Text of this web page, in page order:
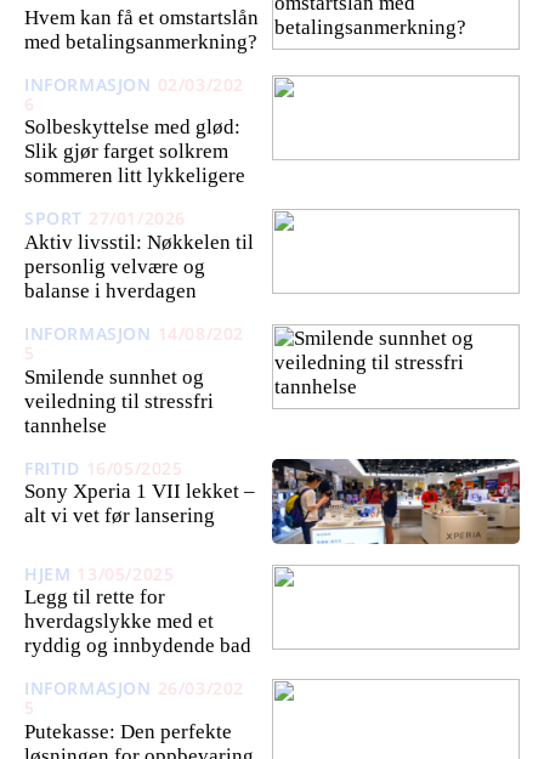
Hvem kan få et omstartslån
med betalingsanmerkning?
INFORMASJON 02/03/202
6
Solbeskyttelse med glød:
Slik gjør farget solkrem
sommeren litt lykkeligere
SPORT 27/01/2026
Aktiv livsstil: Nøkkelen til
personlig velvære og
balanse i hverdagen
INFORMASJON 14/08/202
5
Smilende sunnhet og
veiledning til stressfri
tannhelse
FRITID 16/05/2025
Sony Xperia 1 VII lekket –
alt vi vet før lansering
HJEM 13/05/2025
Legg til rette for
hverdagslykke med et
ryddig og innbydende bad
INFORMASJON 26/03/202
5
Putekasse: Den perfekte